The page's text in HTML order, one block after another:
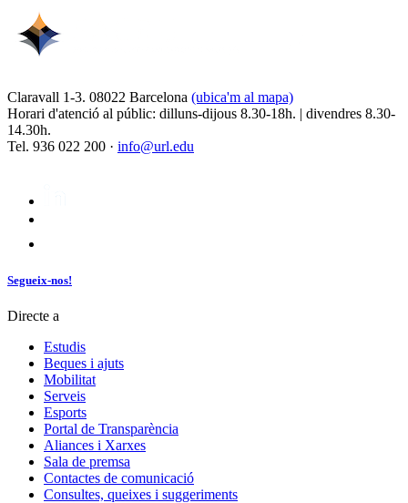
Claravall 1-3. 08022 Barcelona (ubica'm al mapa)
Horari d'atenció al públic: dilluns-dijous 8.30-18h. | divendres 8.30-
14.30h.
Tel. 936 022 200 · info@url.edu
Segueix-nos!
Directe a
Estudis
Beques i ajuts
Mobilitat
Serveis
Esports
Portal de Transparència
Aliances i Xarxes
Sala de premsa
Contactes de comunicació
Consultes, queixes i suggeriments